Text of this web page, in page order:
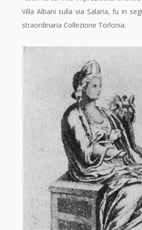
Villa Albani sulla via Salaria, fu in
straordinaria Collezione Torlonia.